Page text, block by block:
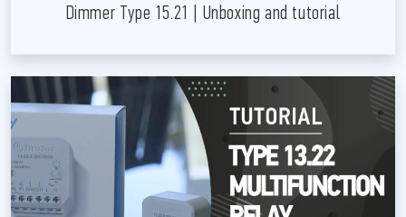
Dimmer Type 15.21 | Unboxing and tutorial